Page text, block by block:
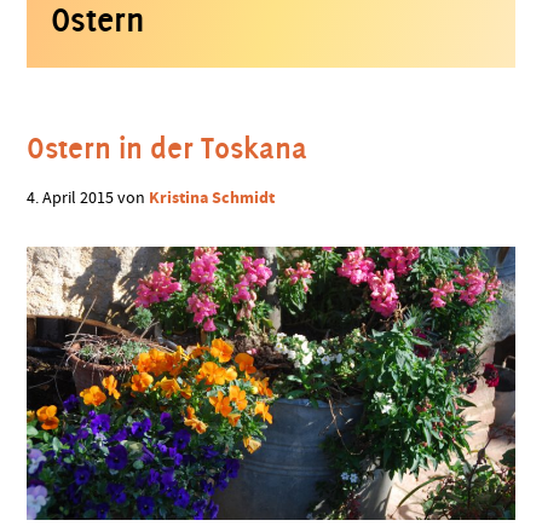
Kristina
Schmidt
Ostern
Ostern in der Toskana
4. April 2015von Kristina Schmidt